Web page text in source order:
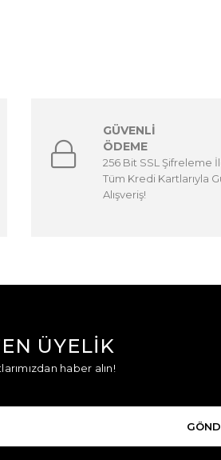
GÜVENLİ
ÖDEME
256 Bit SSL Şifreleme
Tüm Kredi Kartlarıyla
Alışveriş!
ÜYELİK
haber alın!